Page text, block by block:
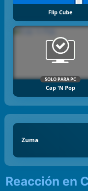
Flip Cube
SOLO PARA PC
Cap 'n Pop
Zuma
Reacción en